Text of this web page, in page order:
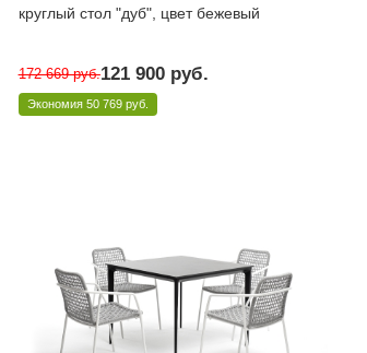
круглый стол "дуб", цвет бежевый
Под заказ 10 дней
Арт.: D100-HPL-Rope beige
172 669руб.121 900руб.
Экономия 50 769 руб.